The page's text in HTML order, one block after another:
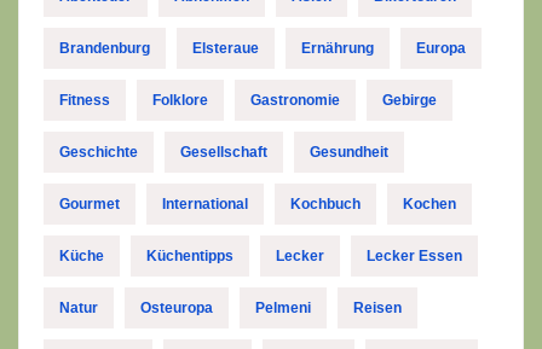
Brandenburg Elsteraue Ernährung Europa
Fitness Folklore Gastronomie Gebirge
Geschichte Gesellschaft Gesundheit
Gourmet International Kochbuch Kochen
Küche Küchentipps Lecker Lecker Essen
Natur Osteuropa Pelmeni Reisen